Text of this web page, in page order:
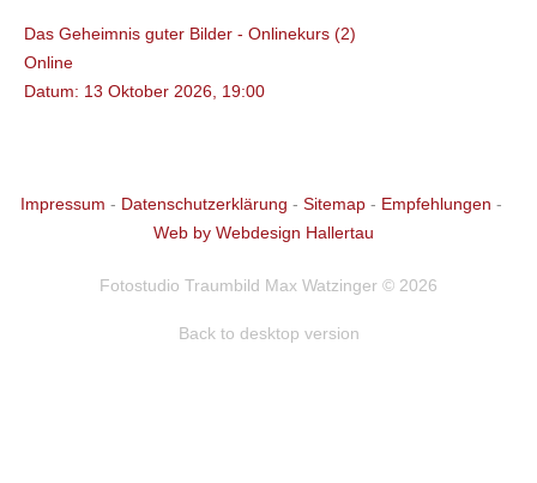
Das Geheimnis guter Bilder - Onlinekurs (2)
Online
Datum: 13 Oktober 2026, 19:00
Impressum - Datenschutzerklärung - Sitemap - Empfehlungen -
Web by Webdesign Hallertau
Fotostudio Traumbild Max Watzinger © 2026
Back to desktop version